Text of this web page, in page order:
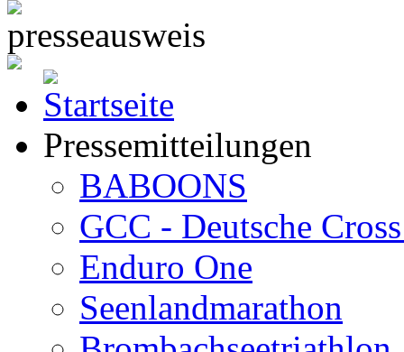
Pressemitteilungen
BABOONS
GCC - Deutsche
Enduro One
Seenlandmarathon